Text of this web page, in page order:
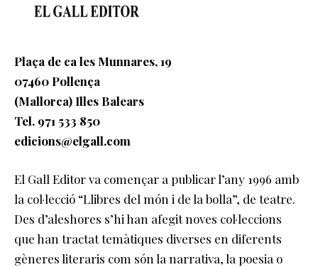
Plaça de ca les Munnares, 19
07460 Pollença
(Mallorca) Illes Balears
Tel. 971 533 850
edicions@elgall.com
El Gall Editor va començar a publicar l’any 1996 amb
la col·lecció “Llibres del món i de la bolla”, de teatre.
Des d’aleshores s’hi han afegit noves col·leccions
que han tractat temàtiques diverses en diferents
gèneres literaris com són la narrativa, la poesia o